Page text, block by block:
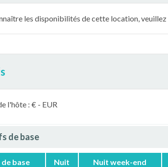
les disponibilités de cette location, veuillez
l'hôte : € - EUR
de base
base Nuit Nuit week-end